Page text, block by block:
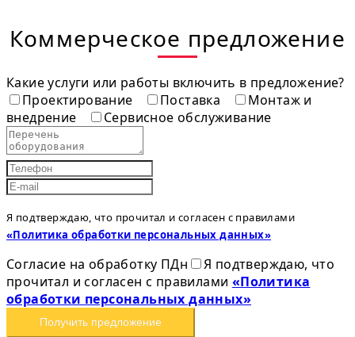
Коммерческое предложение
Какие услуги или работы включить в предложение?
Проектирование
Поставка
Монтаж и
внедрение
Сервисное обслуживание
Я подтверждаю, что прочитал и согласен с правилами
«Политика обработки персональных данных»
Согласие на обработку ПДн
Я подтверждаю, что
прочитал и согласен с правилами «Политика
обработки персональных данных»
Получить предложение